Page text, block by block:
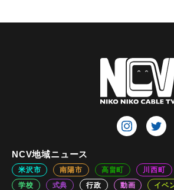
NCV地域ニュース
米沢市 南陽市 高畠町 川西町
学校
式典 行政 動画 イベ